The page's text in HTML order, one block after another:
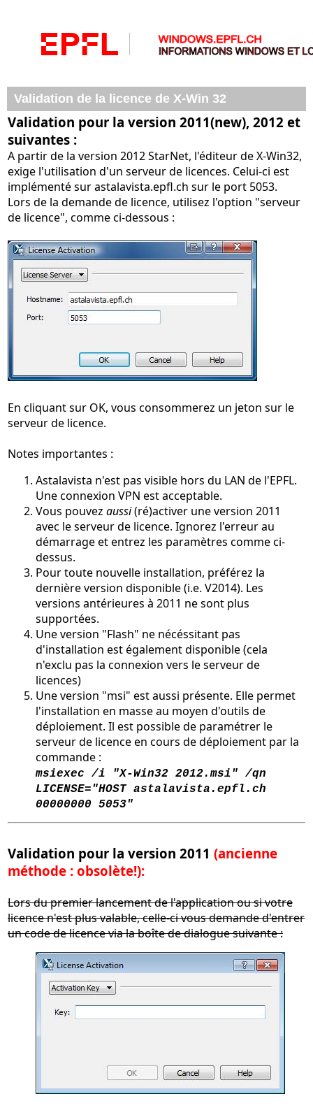
Validation de la licence de X-Win 32
Validation pour la version 2011(new), 2012 et
suivantes :
A partir de la version 2012 StarNet, l'éditeur de X-Win32,
exige l'utilisation d'un serveur de licences. Celui-ci est
implémenté sur astalavista.epfl.ch sur le port 5053.
Lors de la demande de licence, utilisez l'option "serveur
de licence", comme ci-dessous :
En cliquant sur OK, vous consommerez un jeton sur le
serveur de licence.
Notes importantes :
Astalavista n'est pas visible hors du LAN de l'EPFL.
Une connexion VPN est acceptable.
Vous pouvez aussi(ré)activer une version 2011
avec le serveur de licence. Ignorez l'erreur au
démarrage et entrez les paramètres comme ci-
dessus.
Pour toute nouvelle installation, préférez la
dernière version disponible (i.e. V2014). Les
versions antérieures à 2011 ne sont plus
supportées.
Une version "Flash" ne nécéssitant pas
d'installation est également disponible (cela
n'exclu pas la connexion vers le serveur de
licences)
Une version "msi" est aussi présente. Elle permet
l'installation en masse au moyen d'outils de
déploiement. Il est possible de paramétrer le
serveur de licence en cours de déploiement par la
commande :
msiexec /i "X-Win32 2012.msi" /qn
LICENSE="HOST astalavista.epfl.ch
00000000 5053"
Validation pour la version 2011 (ancienne
méthode : obsolète!):
Lors du premier lancement de l'application ou si votre
licence n'est plus valable, celle-ci vous demande d'entrer
un code de licence via la boîte de dialogue suivante :